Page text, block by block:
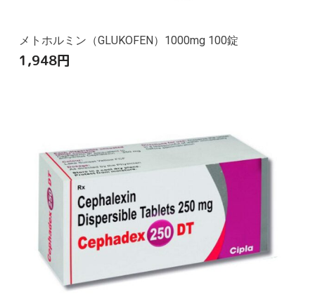
メトホルミン（GLUKOFEN）1000mg 100錠
1,948円